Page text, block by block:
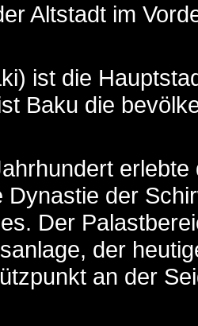
Altstadt im
ist die
Baku die
Dynastie der
Der
der
an der